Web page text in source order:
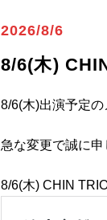
2026/8/6
8/6(木)
8/6(木)出演予定
急な変更で誠に
8/6(木) CHIN